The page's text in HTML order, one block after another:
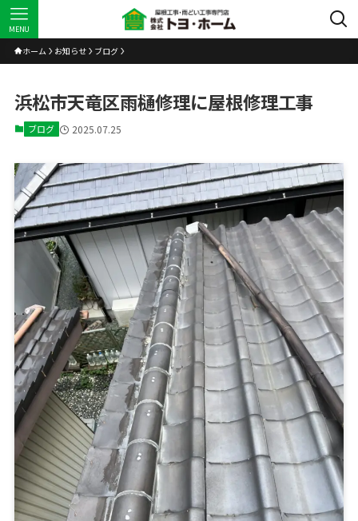
MENU
ホーム お知らせ ブログ
浜松市天竜区雨樋修理に屋根修理工事
ブログ 2025.07.25